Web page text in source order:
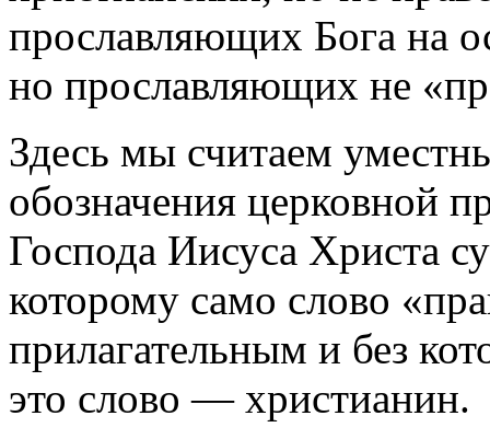
прославляющих Бога на
но прославляющих не
Здесь мы считаем
обозначения церковной
Господа Иисуса Христа
которому само слово
прилагательным и без
это слово — христианин.